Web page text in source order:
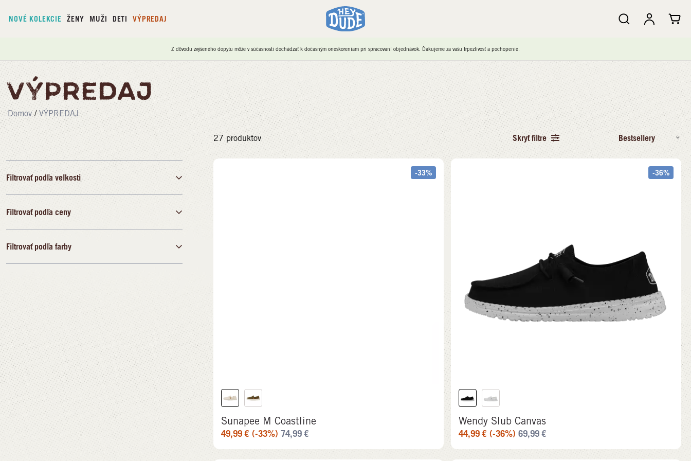
NOVÉ KOLEKCIE ŽENY MUŽI DETI VÝPREDAJ
Z dôvodu zvýšeného dopytu môže v súčasnosti dochádzať k dočasným oneskoreniam pri spracovaní objednávok. Ďakujeme za vašu trpezlivosť a pochopenie.
VÝPREDAJ
Domov / VÝPREDAJ
Filtrovať podľa veľkosti
30 31 32
37 39
44 45 46 47 48
Filtrovať podľa ceny
Filtrovať podľa farby
Hnedá
Sivá
Bielá
Viacfarebný
27produktov Skryť filtre Bestsellery
-33%
Sunapee M Coastline
49,99€ (-33%) 74,99€
-36%
Wendy Slub Canvas
44,99€ (-36%) 69,99€